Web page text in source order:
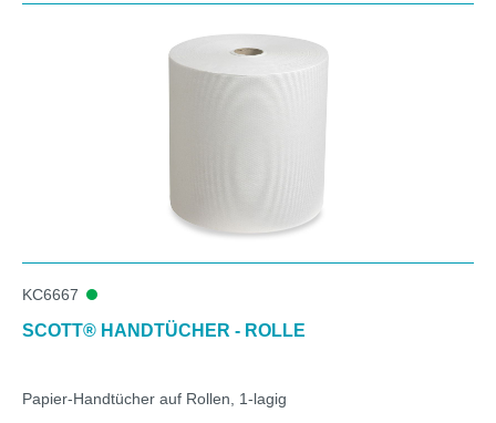
KC6667
SCOTT® HANDTÜCHER - ROLLE
Papier-Handtücher auf Rollen, 1-lagig